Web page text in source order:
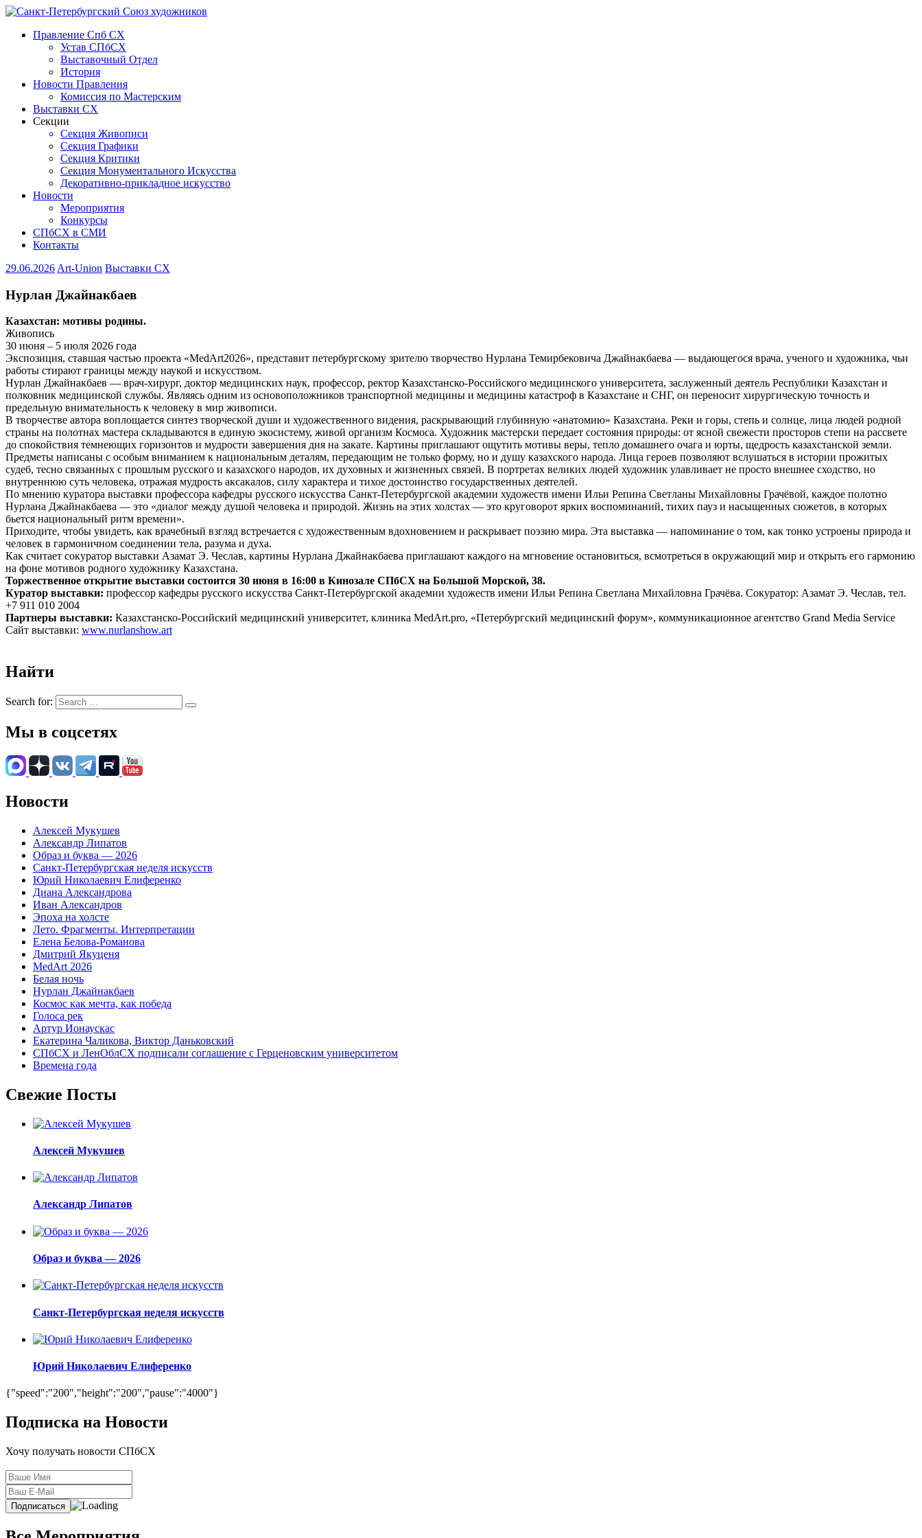
Правление Спб СХ
Устав СПбСХ
Выставочный Отдел
История
Новости Правления
Комиссия по Мастерским
Выставки СХ
Секции
Секция Живописи
Секция Графики
Секция Критики
Секция Монументального Искусства
Декоративно-прикладное искусство
Новости
Мероприятия
Конкурсы
СПбСХ в СМИ
Контакты
29.06.2026 Art-Union Выставки СХ
Нурлан Джайнакбаев
Казахстан: мотивы родины.
Живопись
30 июня – 5 июля 2026 года
Экспозиция, ставшая частью проекта «MedArt2026», представит петербургскому зрителю творчество Нурлана Темирбековича Джайнакбаева — выдающегося врача, ученого и художника, чьи
работы стирают границы между наукой и искусством.
Нурлан Джайнакбаев — врач-хирург, доктор медицинских наук, профессор, ректор Казахстанско-Российского медицинского университета, заслуженный деятель Республики Казахстан и
полковник медицинской службы. Являясь одним из основоположников транспортной медицины и медицины катастроф в Казахстане и СНГ, он переносит хирургическую точность и
предельную внимательность к человеку в мир живописи.
В творчестве автора воплощается синтез творческой души и художественного видения, раскрывающий глубинную «анатомию» Казахстана. Реки и горы, степь и солнце, лица людей родной
страны на полотнах мастера складываются в единую экосистему, живой организм Космоса. Художник мастерски передает состояния природы: от ясной свежести просторов степи на рассвете
до спокойствия темнеющих горизонтов и мудрости завершения дня на закате. Картины приглашают ощутить мотивы веры, тепло домашнего очага и юрты, щедрость казахстанской земли.
Предметы написаны с особым вниманием к национальным деталям, передающим не только форму, но и душу казахского народа. Лица героев позволяют вслушаться в истории прожитых
судеб, тесно связанных с прошлым русского и казахского народов, их духовных и жизненных связей. В портретах великих людей художник улавливает не просто внешнее сходство, но
внутреннюю суть человека, отражая мудрость аксакалов, силу характера и тихое достоинство государственных деятелей.
По мнению куратора выставки профессора кафедры русского искусства Санкт-Петербургской академии художеств имени Ильи Репина Светланы Михайловны Грачёвой, каждое полотно
Нурлана Джайнакбаева — это «диалог между душой человека и природой. Жизнь на этих холстах — это круговорот ярких воспоминаний, тихих пауз и насыщенных сюжетов, в которых
бьется национальный ритм времени».
Приходите, чтобы увидеть, как врачебный взгляд встречается с художественным вдохновением и раскрывает поэзию мира. Эта выставка — напоминание о том, как тонко устроены природа и
человек в гармоничном соединении тела, разума и духа.
Как считает сокуратор выставки Азамат Э. Чеслав, картины Нурлана Джайнакбаева приглашают каждого на мгновение остановиться, всмотреться в окружающий мир и открыть его гармонию
на фоне мотивов родного художнику Казахстана.
Торжественное открытие выставки состоится 30 июня в 16:00 в Кинозале СПбСХ на Большой Морской, 38.
Куратор выставки: профессор кафедры русского искусства Санкт-Петербургской академии художеств имени Ильи Репина Светлана Михайловна Грачёва. Сокуратор: Азамат Э. Чеслав, тел.
+7 911 010 2004
Партнеры выставки: Казахстанско-Российский медицинский университет, клиника MedArt.pro, «Петербургский медицинский форум», коммуникационное агентство Grand Media Service
Сайт выставки: www.nurlanshow.art
Найти
Search for:
Мы в соцсетях
Новости
Алексей Мукушев
Александр Липатов
Образ и буква — 2026
Санкт-Петербургская неделя искусств
Юрий Николаевич Елиференко
Диана Александрова
Иван Александров
Эпоха на холсте
Лето. Фрагменты. Интерпретации
Елена Белова-Романова
Дмитрий Якуценя
MedArt 2026
Белая ночь
Нурлан Джайнакбаев
Космос как мечта, как победа
Голоса рек
Артур Ионаускас
Екатерина Чаликова, Виктор Даньковский
СПбСХ и ЛенОблСХ подписали соглашение с Герценовским университетом
Времена года
Свежие Посты
Алексей Мукушев
Александр Липатов
Образ и буква — 2026
Санкт-Петербургская неделя искусств
Юрий Николаевич Елиференко
{"speed":"200","height":"200","pause":"4000"}
Подписка на Новости
Хочу получать новости СПбСХ